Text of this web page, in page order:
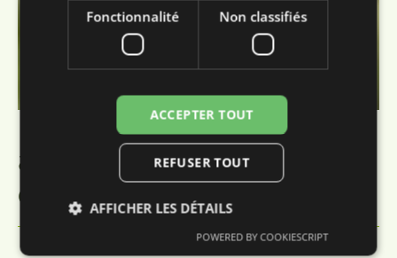
Des itinéraires fixes
aux levées
dynamiques
Fonctionnalité Non classifiés
ACCEPTER TOUT
REFUSER TOUT
AFFICHER LES DÉTAILS
POWERED BY COOKIESCRIPT